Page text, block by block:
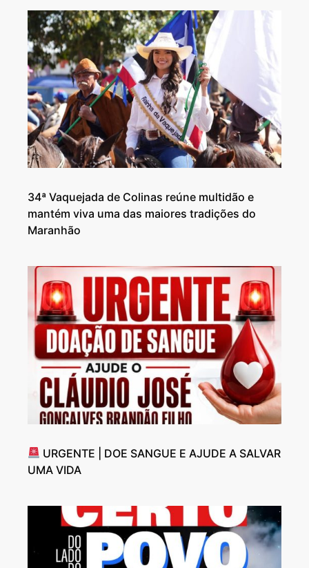
34ª Vaquejada de Colinas reúne multidão e
mantém viva uma das maiores tradições do
Maranhão
URGENTE | DOE SANGUE E AJUDE A SALVAR
UMA VIDA